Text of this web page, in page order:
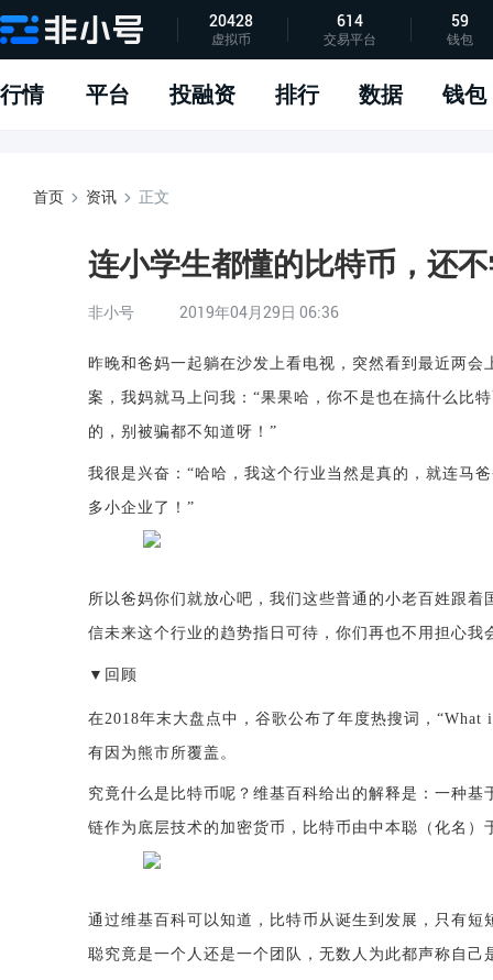
APP下载
指标说明
问题反馈
20428
虚拟币
614
交易平台
59
钱包
行情 平台 投融资 排行 数据 钱包
首页 资讯 正文
连小学生都懂的比特币，还
非小号 2019年04月29日 06:36
昨晚和爸妈一起躺在沙发上看电视，突然看到最近两
案，我妈就马上问我： “果果哈，你不是也在搞什么比
的，别被骗都不知道呀！”
我很是兴奋： “哈哈，我这个行业当然是真的，就连马
多小企业了！”
所以爸妈你们就放心吧，我们这些普通的小老百姓跟
信未来这个行业的趋势指日可待，你们再也不用担心我
▼ 回顾
在2018年末大盘点中，谷歌公布了年度热搜词，
有因为熊市所覆盖。
究竟什么是比特币呢？维基百科给出的解释是：一种
链作为底层技术的加密货币，比特币由中本聪（化名）
通过维基百科可以知道，比特币从诞生到发展，只有
聪究竟是一个人还是一个团队，无数人为此都声称自